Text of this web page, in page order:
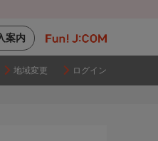
案内
地域変更 ログイン